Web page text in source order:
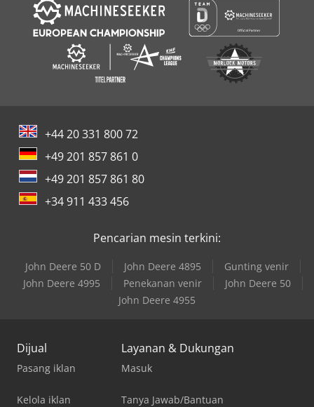
+44 20 331 800 72
+49 201 857 861 0
+49 201 857 861 80
+34 911 433 456
Pencarian mesin terkini:
John Deere 50 D John Deere 4895
Gunting venir
John Deere 4995
Penekanan venir
John Deere 50
John Deere 4955
Dijual
Pasang iklan
Kelola iklan
Layanan & Dukungan
Masuk
Tanya Jawab/Bantuan